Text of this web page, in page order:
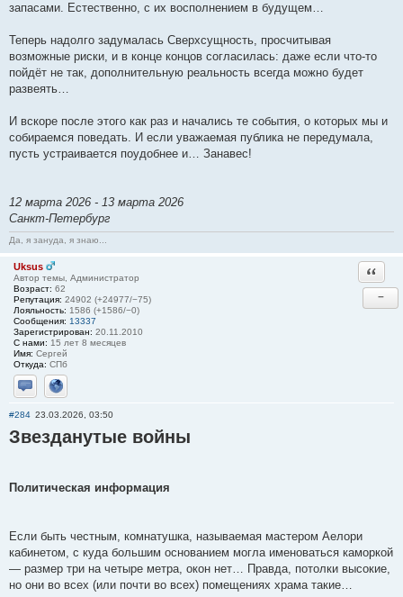
запасами. Естественно, с их восполнением в будущем…
Теперь надолго задумалась Сверхсущность, просчитывая
возможные риски, и в конце концов согласилась: даже если что-то
пойдёт не так, дополнительную реальность всегда можно будет
развеять…
И вскоре после этого как раз и начались те события, о которых мы и
собираемся поведать. И если уважаемая публика не передумала,
пусть устраивается поудобнее и… Занавес!
12 марта 2026 - 13 марта 2026
Санкт-Петербург
Да, я зануда, я знаю...
Uksus
Автор темы, Администратор
Возраст: 62
Репутация: 24902 (+24977/−75)
Лояльность: 1586 (+1586/−0)
Сообщения: 13337
Зарегистрирован: 20.11.2010
С нами: 15 лет 8 месяцев
Имя: Сергей
Откуда: СПб
Отправить личное сообщение
Сайт
−
#284 23.03.2026, 03:50
Звезданутые войны
Политическая информация
Если быть честным, комнатушка, называемая мастером Аелори
кабинетом, с куда большим основанием могла именоваться каморкой
— размер три на четыре метра, окон нет… Правда, потолки высокие,
но они во всех (или почти во всех) помещениях храма такие…